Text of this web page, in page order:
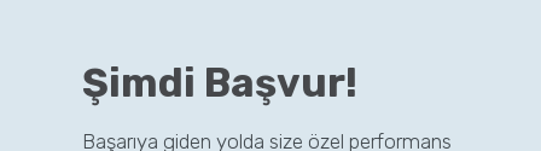
Şimdi Başvur!
Başarıya giden yolda size özel performans